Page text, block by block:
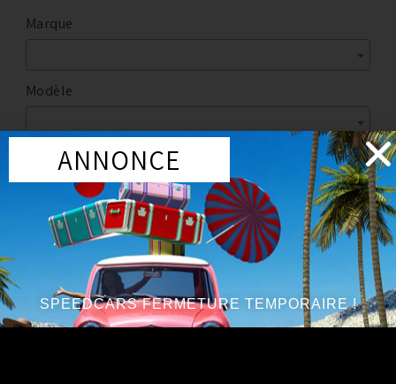
Marque
Modèle
Marque:NISMO
Année du véhicule:à partir de 2003
ANNONCE
SPEEDCARS FERMETURE TEMPORAIRE !